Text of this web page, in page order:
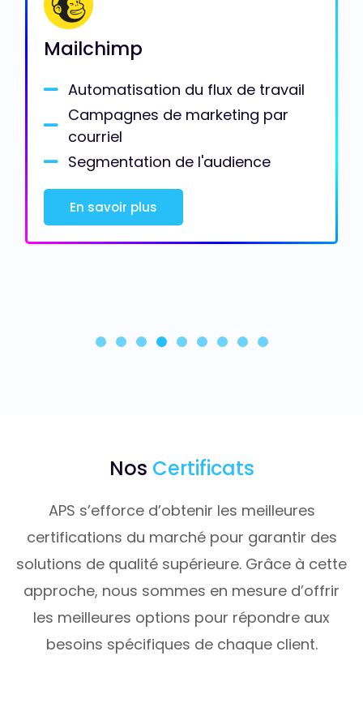
Mailchimp
Automatisation du flux de travail
Campagnes de marketing par
courriel
Segmentation de l'audience
En savoir plus
Nos Certificats
APS s’efforce d’obtenir les meilleures
certifications du marché pour garantir des
solutions de qualité supérieure. Grâce à cette
approche, nous sommes en mesure d’offrir
les meilleures options pour répondre aux
besoins spécifiques de chaque client.